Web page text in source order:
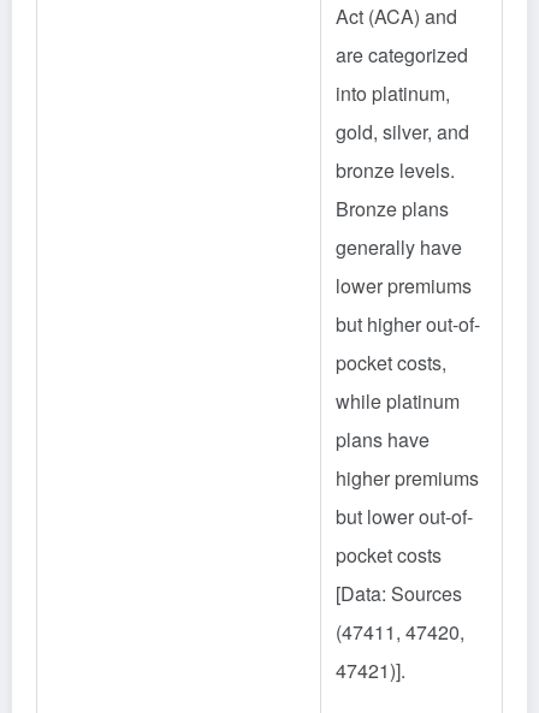
Act (ACA) and
are categorized
into platinum,
gold, silver, and
bronze levels.
Bronze plans
generally have
lower premiums
but higher out-of-
pocket costs,
while platinum
plans have
higher premiums
but lower out-of-
pocket costs
[Data: Sources
(47411, 47420,
47421)].